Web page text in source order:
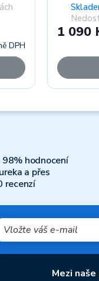
DPH
1 090
98% hodnocení
a přes
recenzí
Mezi